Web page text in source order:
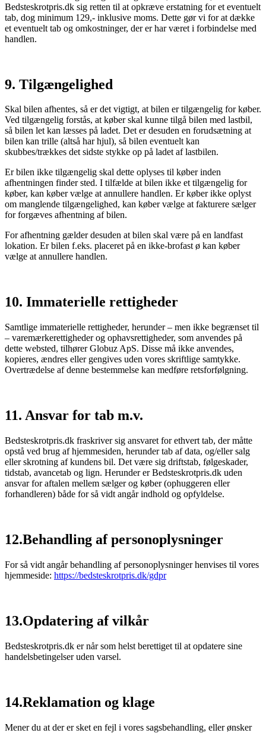
Bedsteskrotpris.dk sig retten til at opkræve erstatning for et eventuelt
tab, dog minimum 129,- inklusive moms. Dette gør vi for at dække
et eventuelt tab og omkostninger, der er har været i forbindelse med
handlen.
9. Tilgængelighed
Skal bilen afhentes, så er det vigtigt, at bilen er tilgængelig for køber.
Ved tilgængelig forstås, at køber skal kunne tilgå bilen med lastbil,
så bilen let kan læsses på ladet. Det er desuden en forudsætning at
bilen kan trille (altså har hjul), så bilen eventuelt kan
skubbes/trækkes det sidste stykke op på ladet af lastbilen.
Er bilen ikke tilgængelig skal dette oplyses til køber inden
afhentningen finder sted. I tilfælde at bilen ikke et tilgængelig for
køber, kan køber vælge at annullere handlen. Er køber ikke oplyst
om manglende tilgængelighed, kan køber vælge at fakturere sælger
for forgæves afhentning af bilen.
For afhentning gælder desuden at bilen skal være på en landfast
lokation. Er bilen f.eks. placeret på en ikke-brofast ø kan køber
vælge at annullere handlen.
10. Immaterielle rettigheder
Samtlige immaterielle rettigheder, herunder – men ikke begrænset til
– varemærkerettigheder og ophavsrettigheder, som anvendes på
dette websted, tilhører Globuz ApS. Disse må ikke anvendes,
kopieres, ændres eller gengives uden vores skriftlige samtykke.
Overtrædelse af denne bestemmelse kan medføre retsforfølgning.
11. Ansvar for tab m.v.
Bedsteskrotpris.dk fraskriver sig ansvaret for ethvert tab, der måtte
opstå ved brug af hjemmesiden, herunder tab af data, og/eller salg
eller skrotning af kundens bil. Det være sig driftstab, følgeskader,
tidstab, avancetab og lign. Herunder er Bedsteskrotpris.dk uden
ansvar for aftalen mellem sælger og køber (ophuggeren eller
forhandleren) både for så vidt angår indhold og opfyldelse.
12.Behandling af personoplysninger
For så vidt angår behandling af personoplysninger henvises til vores
hjemmeside: https://bedsteskrotpris.dk/gdpr
13.Opdatering af vilkår
Bedsteskrotpris.dk er når som helst berettiget til at opdatere sine
handelsbetingelser uden varsel.
14.Reklamation og klage
Mener du at der er sket en fejl i vores sagsbehandling, eller ønsker